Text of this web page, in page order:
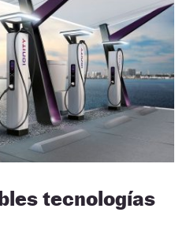
tecnologías